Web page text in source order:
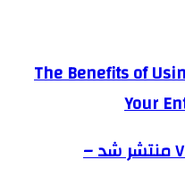
The Benefits of
Your
وردپرس فارسی نگارش ۷.۰ منتشر شد –